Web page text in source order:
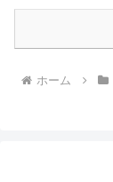
ホーム